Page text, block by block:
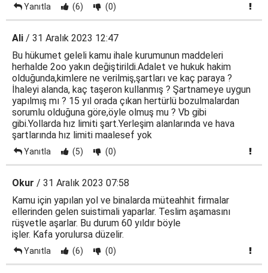
Yanıtla (6) (0)
Ali / 31 Aralık 2023 12:47
Bu hükumet geleli kamu ihale kurumunun maddeleri
herhalde 2oo yakın değiştirildi.Adalet ve hukuk hakim
olduğunda,kimlere ne verilmiş,şartları ve kaç paraya ?
İhaleyi alanda, kaç taşeron kullanmış ? Şartnameye uygun
yapılmış mı ? 15 yıl orada çıkan hertürlü bozulmalardan
sorumlu olduğuna göre,öyle olmuş mu ? Vb gibi
gibi.Yollarda hız limiti şart.Yerleşim alanlarında ve hava
şartlarında hız limiti maalesef yok
Yanıtla (5) (0)
Okur / 31 Aralık 2023 07:58
Kamu için yapılan yol ve binalarda müteahhit firmalar
ellerinden gelen suistimali yaparlar. Teslim aşamasını
rüşvetle aşarlar. Bu durum 60 yıldır böyle
işler. Kafa yorulursa düzelir.
Yanıtla (6) (0)